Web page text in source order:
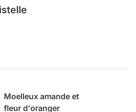
Moelleux amande et
fleur d'oranger